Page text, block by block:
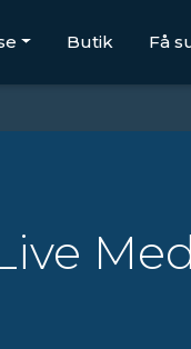
Butik Få